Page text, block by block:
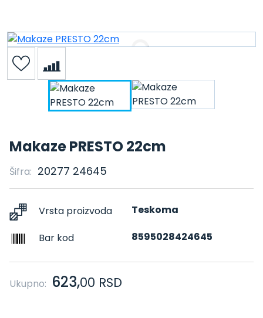
Makaze PRESTO 22cm
Šifra: 20277 24645
Vrsta proizvoda Teskoma
Bar kod 8595028424645
Ukupno: 623,00 RSD